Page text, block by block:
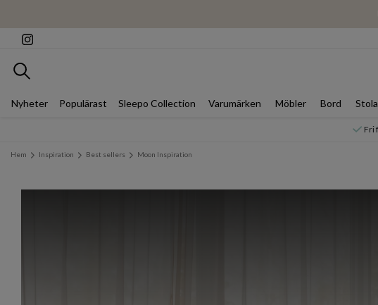
Sök
Nyheter Populärast Sleepo Collection Varumärken Möbler Bord
Fri
Hem Inspiration Best sellers Moon Inspiration